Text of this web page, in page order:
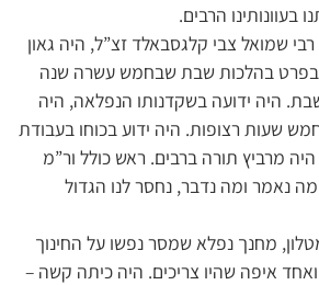
בעוונותינו הרבים.
שמואל צבי קלגסבאלד זצ”ל, היה גאון
בפרט בהלכות שבת שבחמש עשרה שנה
היה ידועה בשקדנותו הנפלאה, היה
שעות רצופות. היה ידוע בכוחו בעבודת
מרביץ תורה ברבים. ראש כולל ור”מ
מה נאמר ומה נדבר, נחסר לנו הגדול
מחנך נפלא שמסר נפשו על החינוך
איפה שהיו צריכים. היה כיתה קשה –